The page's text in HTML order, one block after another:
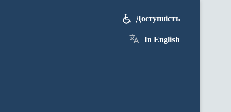
Доступність
In English